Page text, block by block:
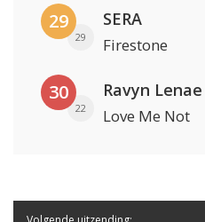
29
29
SERA
Firestone
30
22
Ravyn Lenae
Love Me Not